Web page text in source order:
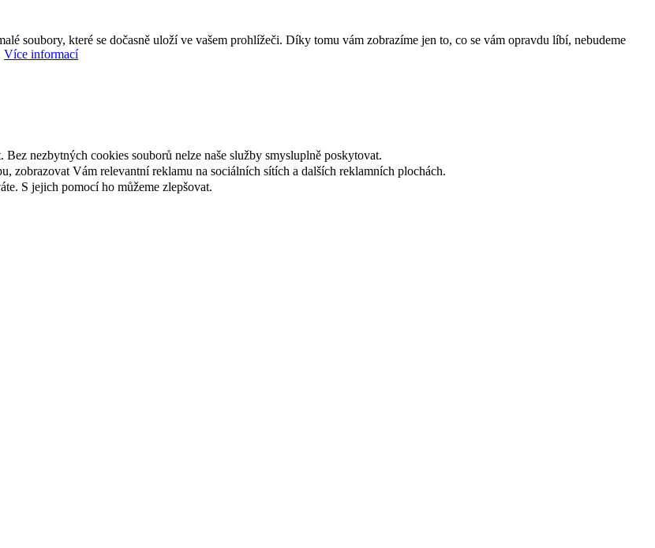
soubory, které se dočasně uloží ve vašem prohlížeči. Díky tomu vám zobrazíme jen to, co se vám opravdu líbí, nebudeme
Více informací
Bez nezbytných cookies souborů nelze naše služby smysluplně poskytovat.
zobrazovat Vám relevantní reklamu na sociálních sítích a dalších reklamních plochách.
S jejich pomocí ho můžeme zlepšovat.